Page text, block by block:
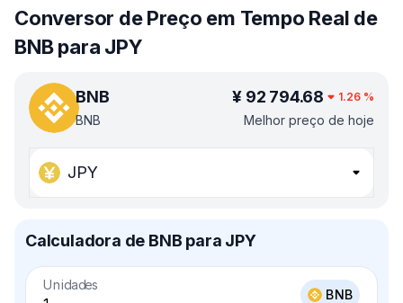
Conversor de Preço em Tempo Real de
BNB para JPY
BNB
BNB
¥ 92 794.68 1.26 %
Melhor preço de hoje
JPY
Calculadora de BNB para JPY
Unidades
BNB